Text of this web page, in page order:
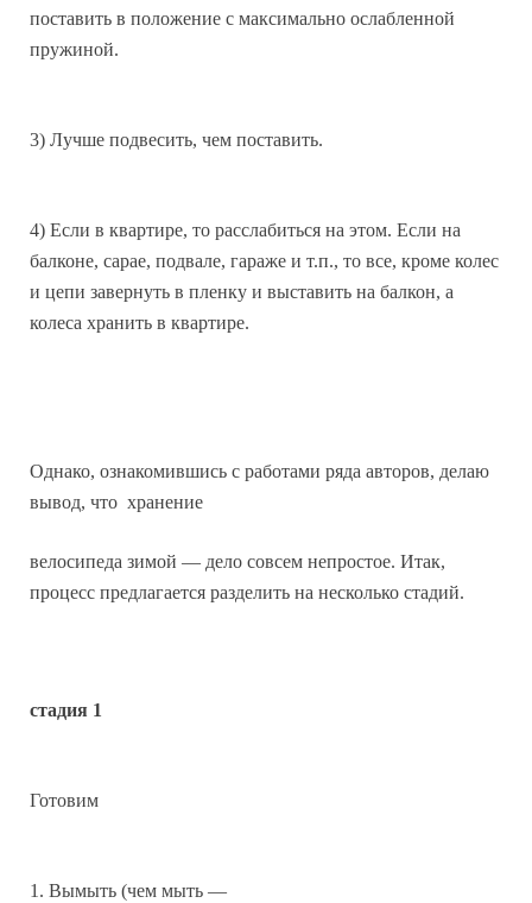
поставить в положение с максимально ослабленной
пружиной.
3) Лучше подвесить, чем поставить.
4) Если в квартире, то расслабиться на этом. Если на
балконе, сарае, подвале, гараже и т.п., то все, кроме колес
и цепи завернуть в пленку и выставить на балкон, а
колеса хранить в квартире.
Однако, ознакомившись с работами ряда авторов, делаю
вывод, что хранение
велосипеда зимой — дело совсем непростое. Итак,
процесс предлагается разделить на несколько стадий.
стадия 1
Готовим
1. Вымыть (чем мыть —